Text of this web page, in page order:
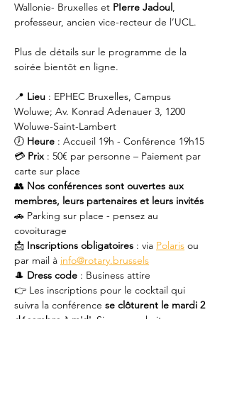
Wallonie- Bruxelles et PIerre Jadoul,
professeur, ancien vice-recteur de l’UCL.
Plus de détails sur le programme de la
soirée bientôt en ligne.
📍 Lieu : EPHEC Bruxelles, Campus
Woluwe; Av. Konrad Adenauer 3, 1200
Woluwe-Saint-Lambert
🕖 Heure : Accueil 19h - Conférence 19h15
💳 Prix : 50€ par personne – Paiement par
carte sur place
👥 Nos conférences sont ouvertes aux
membres, leurs partenaires et leurs invités
🚗 Parking sur place - pensez au
covoiturage
📩 Inscriptions obligatoires : via Polaris ou
par mail à info@rotary.brussels
🎩 Dress code : Business attire
👉 Les inscriptions pour le cocktail qui
suivra la conférence se clôturent le mardi 2
décembre à midi . Si vous souhaitez